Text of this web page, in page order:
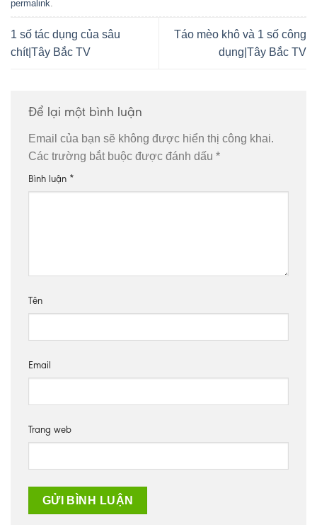
permalink.
1 số tác dụng của sâu
chít|Tây Bắc TV
Táo mèo khô và 1 số công
dụng|Tây Bắc TV
Để lại một bình luận
Email của bạn sẽ không được hiển thị công khai.
Các trường bắt buộc được đánh dấu *
Bình luận *
Tên
Email
Trang web